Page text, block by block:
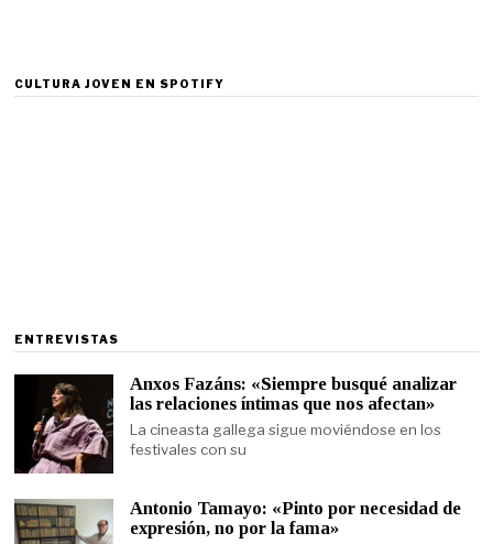
CULTURA JOVEN EN SPOTIFY
ENTREVISTAS
Anxos Fazáns: «Siempre busqué analizar
las relaciones íntimas que nos afectan»
La cineasta gallega sigue moviéndose en los
festivales con su
Antonio Tamayo: «Pinto por necesidad de
expresión, no por la fama»